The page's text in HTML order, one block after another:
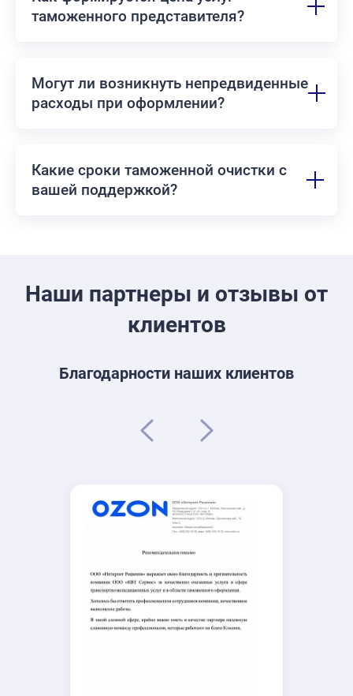
таможенного представителя?
Могут ли возникнуть непредвиденные
расходы при оформлении?
Какие сроки таможенной очистки с
вашей поддержкой?
Наши партнеры и отзывы от
клиентов
Благодарности наших клиентов